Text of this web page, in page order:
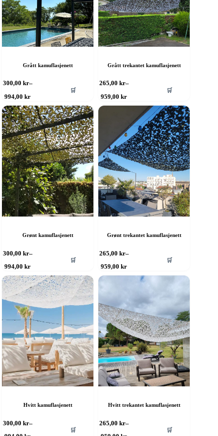
Grått kamuflasjenett
300,00 kr–
994,00kr
Prisområde:
300,00 kr
til
994,00 kr
🛒
Grått trekantet kamuflasjenett
265,00 kr–
959,00kr
Prisområde:
265,00 kr
959,00 kr
🛒
Dette
flere
varianter.
Alternativene
kan
velges
på
produktsiden
Grønt kamuflasjenett
300,00 kr–
994,00kr
Prisområde:
300,00 kr
til
994,00 kr
🛒
Grønt trekantet kamuflasjenett
265,00 kr–
959,00kr
Prisområde:
265,00 kr
🛒
Dette
flere
varianter.
Alternativene
kan
velges
på
produktsiden
Hvitt kamuflasjenett
300,00 kr–
Prisområde:
🛒
Hvitt trekantet kamuflasjenett
265,00 kr–
Prisområde:
🛒
Dette